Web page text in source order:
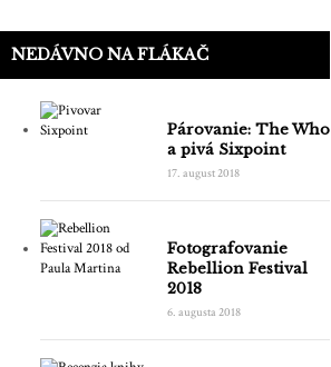
NEDÁVNO NA FLÁKAČ
Párovanie: The Who
a pivá Sixpoint
17. august 2018
Fotografovanie
Rebellion Festival
2018
6. augusta 2018